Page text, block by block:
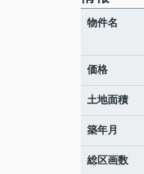
物件名
価格
土地面積
築年月
総区画数